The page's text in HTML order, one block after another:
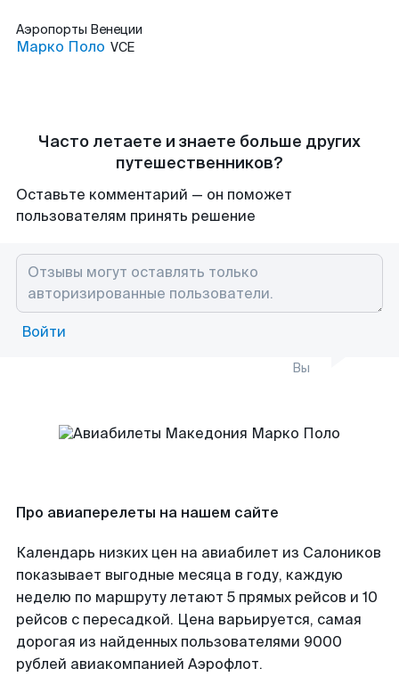
Аэропорты Венеции
Марко Поло VCE
Часто летаете и знаете больше других
путешественников?
Оставьте комментарий — он поможет
пользователям принять решение
Войти
Вы
Про авиаперелеты на нашем сайте
Календарь низких цен на авиабилет из Салоников
показывает выгодные месяца в году, каждую
неделю по маршруту летают 5 прямых рейсов и 10
рейсов с пересадкой. Цена варьируется, самая
дорогая из найденных пользователями 9000
рублей авиакомпанией Аэрофлот.